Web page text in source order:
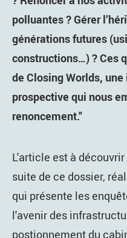
polluantes ? Gérer
générations futures
constructions…) ? Ces
de Closing Worlds,
prospective qui nous
renoncement."
L'article est à découvrir
suite de ce dossier,
qui présente les
l'avenir des
postionnement du